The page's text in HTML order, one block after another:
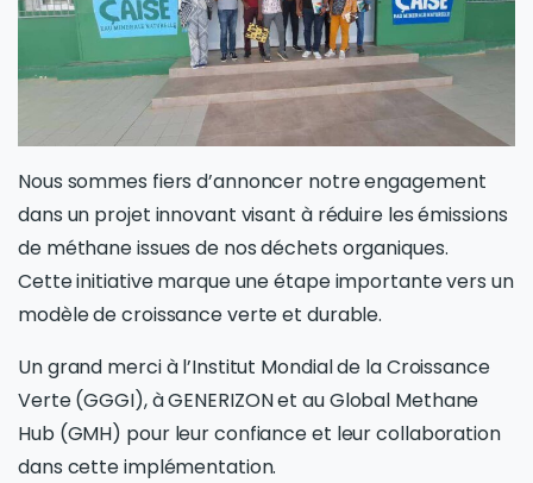
Nous sommes fiers d’annoncer notre engagement
dans un projet innovant visant à réduire les émissions
de méthane issues de nos déchets organiques.
Cette initiative marque une étape importante vers un
modèle de croissance verte et durable.
Un grand merci à l’Institut Mondial de la Croissance
Verte (GGGI), à GENERIZON et au Global Methane
Hub (GMH) pour leur confiance et leur collaboration
dans cette implémentation.